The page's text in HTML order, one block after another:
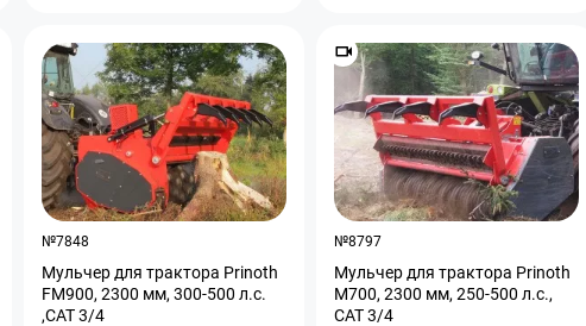
№7848
Мульчер для трактора Prinoth
FM900, 2300 мм, 300-500 л.с.
,CAT 3/4
№8797
Мульчер для трактора Prinoth
M700, 2300 мм, 250-500 л.с.,
CAT 3/4